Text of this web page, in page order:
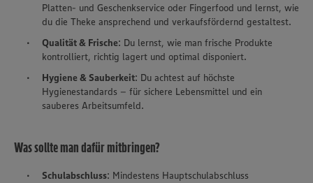
Platten- und Geschenkservice oder Fingerfood und lernst, wie
du die Theke ansprechend und verkaufsfördernd gestaltest.
Qualität & Frische: Du lernst, wie man frische Produkte
kontrolliert, richtig lagert und optimal disponiert.
Hygiene & Sauberkeit: Du achtest auf höchste
Hygienestandards – für sichere Lebensmittel und ein
sauberes Arbeitsumfeld.
Was sollte man dafür mitbringen?
Schulabschluss: Mindestens Hauptschulabschluss